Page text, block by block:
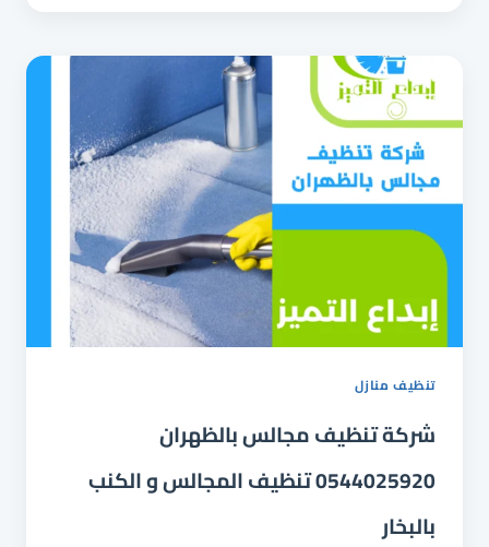
و
تعقيم
المجالس
بالاحساء
تنظيف منازل
شركة تنظيف مجالس بالظهران
0544025920 تنظيف المجالس و الكنب
بالبخار